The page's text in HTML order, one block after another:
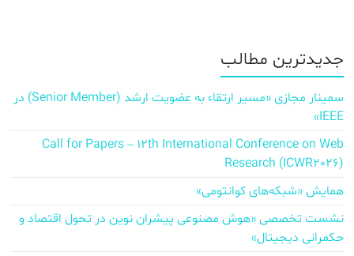
جدیدترین مطالب
سمینار مجازی «مسیر ارتقاء به عضویت ارشد (Senior Member) در
IEEE»
Call for Papers – 12th International Conference on Web
Research (ICWR2026)
همایش «شبکه‌های کوانتومی»
نشست تخصصی «هوش مصنوعی پیشران نوین در تحول اقتصاد و
حکمرانی دیجیتال»